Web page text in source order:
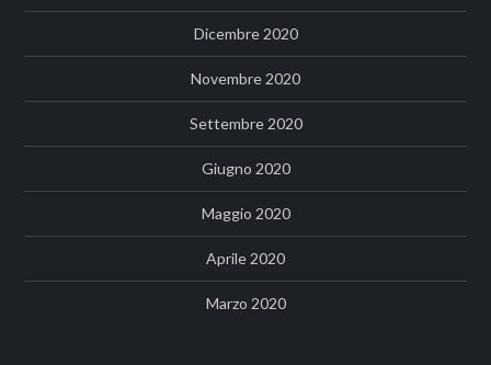
Dicembre 2020
Novembre 2020
Settembre 2020
Giugno 2020
Maggio 2020
Aprile 2020
Marzo 2020